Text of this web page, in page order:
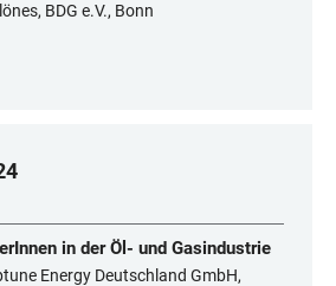
BDG e.V., Bonn
in der Öl- und Gasindustrie
Energy Deutschland GmbH,